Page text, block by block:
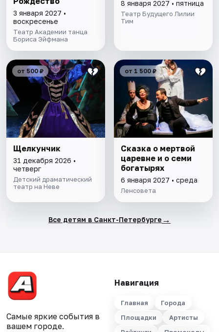
3 января 2027 •
воскресенье
Театр Академии танца
Бориса Эйфмана
8 января 2027 • пятница
Театр Будущего Лилии
Тим
от 500 ₽
Щелкунчик
31 декабря 2026 •
четверг
Детский драматический
театр на Неве
от 1 500 ₽
Сказка о мертвой
царевне и о семи
богатырях
6 января 2027 • среда
Ленсовета
Все детям в Санкт-Петербурге →
Самые яркие события в
вашем городе.
Навигация
Главная
Города
Площадки
Артисты